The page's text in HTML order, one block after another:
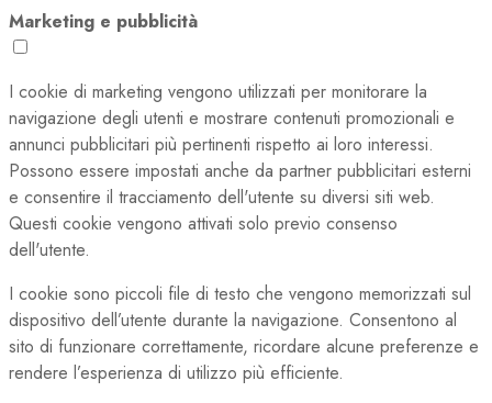
Marketing e pubblicità
I cookie di marketing vengono utilizzati per monitorare la
navigazione degli utenti e mostrare contenuti promozionali e
annunci pubblicitari più pertinenti rispetto ai loro interessi.
Possono essere impostati anche da partner pubblicitari esterni
e consentire il tracciamento dell'utente su diversi siti web.
Questi cookie vengono attivati solo previo consenso
dell'utente.
I cookie sono piccoli file di testo che vengono memorizzati sul
dispositivo dell’utente durante la navigazione. Consentono al
sito di funzionare correttamente, ricordare alcune preferenze e
rendere l’esperienza di utilizzo più efficiente.